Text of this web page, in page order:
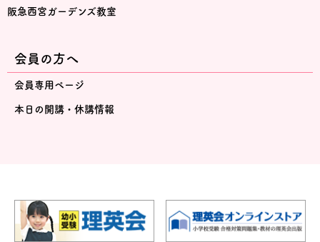
阪急西宮ガーデンズ教室
会員の方へ
会員専用ページ
本日の開講・休講情報